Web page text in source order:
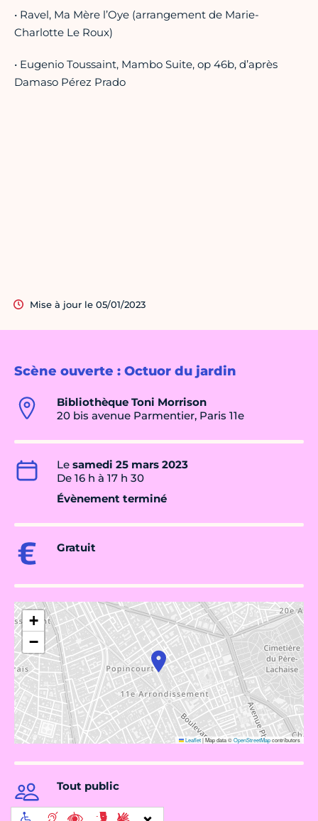
Scène ouverte : Octuor du jardin
Bibliothèque Toni Morrison
20 bis avenue Parmentier, Paris 11e
Le samedi 25 mars 2023
De 16 h à 17 h 30
Évènement terminé
Gratuit
+
−
Leaflet|Map data ©OpenStreetMapcontributors
Tout public
• Ravel, Ma Mère l’Oye (arrangement de Marie-
Charlotte Le Roux)
• Eugenio Toussaint, Mambo Suite, op 46b, d’après
Damaso Pérez Prado
Mise à jour le 05/01/2023